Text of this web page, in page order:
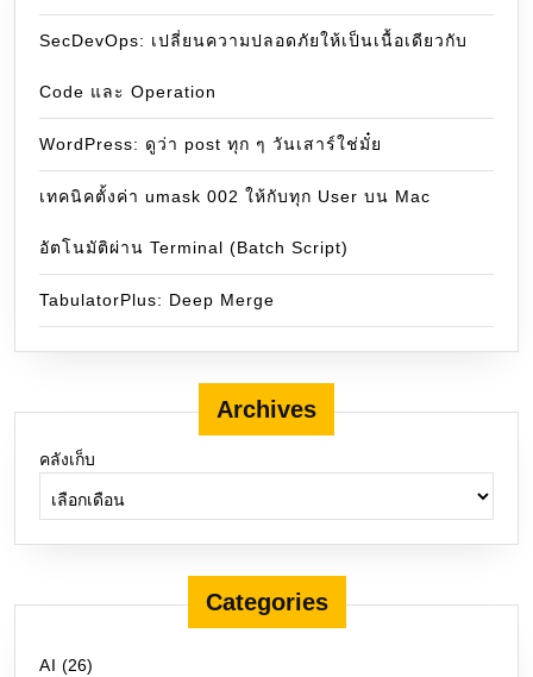
SecDevOps: เปลี่ยนความปลอดภัยให้เป็นเนื้อเดียวกับ
Code และ Operation
WordPress: ดูว่า post ทุก ๆ วันเสาร์ใช่มั๋ย
เทคนิคตั้งค่า umask 002 ให้กับทุก User บน Mac
อัตโนมัติผ่าน Terminal (Batch Script)
TabulatorPlus: Deep Merge
Archives
คลังเก็บ
Categories
AI (26)